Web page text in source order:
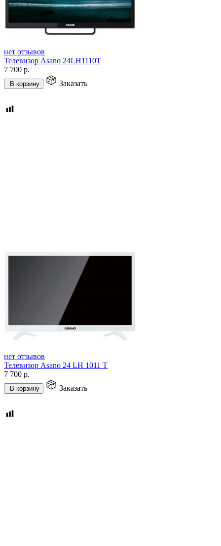
нет отзывов
Телевизор Asano 24LH1110T
7 700 р.
В корзину Заказать
нет отзывов
Телевизор Asano 24 LH 1011 T
7 700 р.
В корзину Заказать